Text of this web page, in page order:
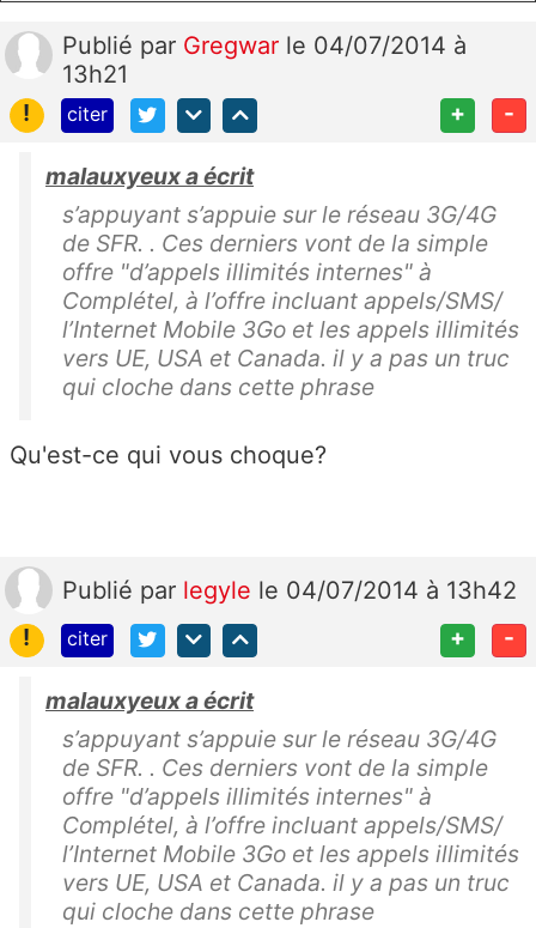
Publié par Gregwar le 04/07/2014 à
13h21
!
citer + -
malauxyeux a écrit
s’appuyant s’appuie sur le réseau 3G/4G
de SFR. . Ces derniers vont de la simple
offre "d’appels illimités internes" à
Complétel, à l’offre incluant appels/SMS/
l’Internet Mobile 3Go et les appels illimités
vers UE, USA et Canada. il y a pas un truc
qui cloche dans cette phrase
Qu'est-ce qui vous choque?
Publié par legyle le 04/07/2014 à 13h42
!
citer + -
malauxyeux a écrit
s’appuyant s’appuie sur le réseau 3G/4G
de SFR. . Ces derniers vont de la simple
offre "d’appels illimités internes" à
Complétel, à l’offre incluant appels/SMS/
l’Internet Mobile 3Go et les appels illimités
vers UE, USA et Canada. il y a pas un truc
qui cloche dans cette phrase